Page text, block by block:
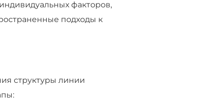
факторов,
подходы к
структуры линии